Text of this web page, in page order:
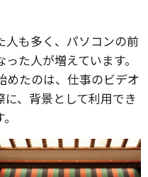
も多く、パソコンの前
た人が増えています。
めたのは、仕事のビデオ
、背景として利用でき